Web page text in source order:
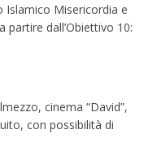
Islamico Misericordia e
partire dall’Obiettivo 10:
cinema “David”,
con possibilità di